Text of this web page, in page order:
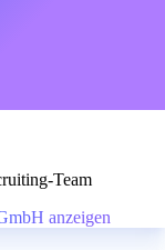
Team
anzeigen